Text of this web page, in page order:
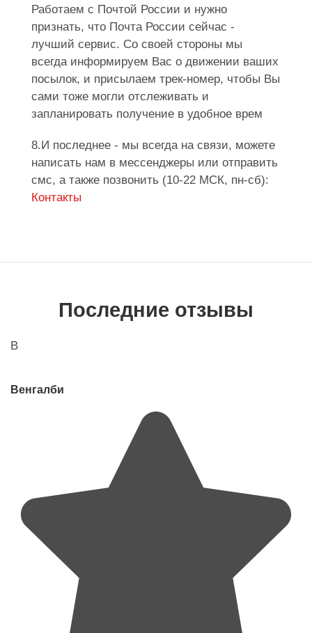
Работаем с Почтой России и нужно
признать, что Почта России сейчас -
лучший сервис. Со своей стороны мы
всегда информируем Вас о движении ваших
посылок, и присылаем трек-номер, чтобы Вы
сами тоже могли отслеживать и
запланировать получение в удобное врем
8.И последнее - мы всегда на связи, можете
написать нам в мессенджеры или отправить
смс, а также позвонить (10-22 МСК, пн-сб):
Контакты
Последние отзывы
В
Венгалби